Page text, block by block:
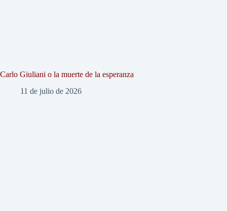
Carlo Giuliani o la muerte de la esperanza
11 de julio de 2026